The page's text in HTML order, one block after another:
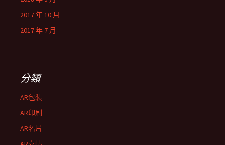
2017 年 10 月
2017 年 7 月
分類
AR包裝
AR印刷
AR名片